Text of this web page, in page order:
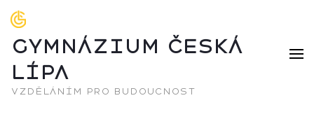
GYMNÁZIUM ČESKÁ
LÍPA
vzděláním pro budoucnost